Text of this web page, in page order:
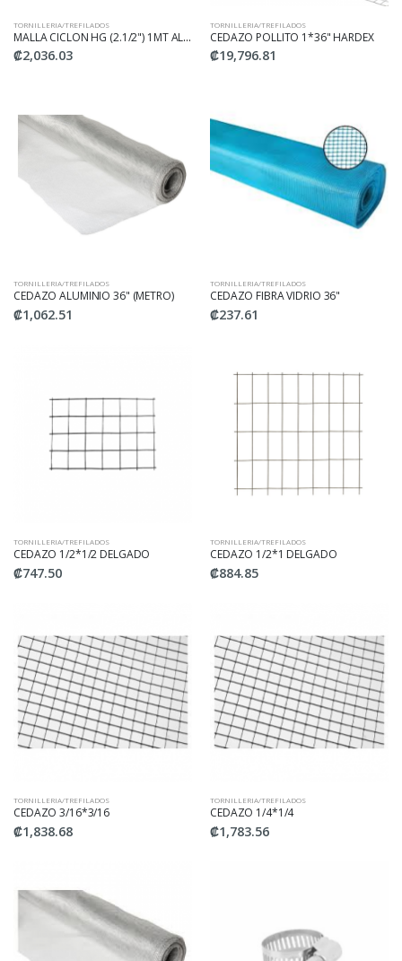
TORNILLERIA/TREFILADOS
MALLA CICLON HG (2.1/2") 1MT ALTO #10
₡2,036.03
TORNILLERIA/TREFILADOS
CEDAZO POLLITO 1*36" HARDEX
₡19,796.81
TORNILLERIA/TREFILADOS
CEDAZO ALUMINIO 36" (METRO)
₡1,062.51
TORNILLERIA/TREFILADOS
CEDAZO FIBRA VIDRIO 36"
₡237.61
TORNILLERIA/TREFILADOS
CEDAZO 1/2*1/2 DELGADO
₡747.50
TORNILLERIA/TREFILADOS
CEDAZO 1/2*1 DELGADO
₡884.85
TORNILLERIA/TREFILADOS
CEDAZO 3/16*3/16
₡1,838.68
TORNILLERIA/TREFILADOS
CEDAZO 1/4*1/4
₡1,783.56